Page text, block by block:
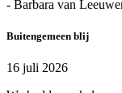
- Barbara van
Buitengemeen blij
16 juli 2026